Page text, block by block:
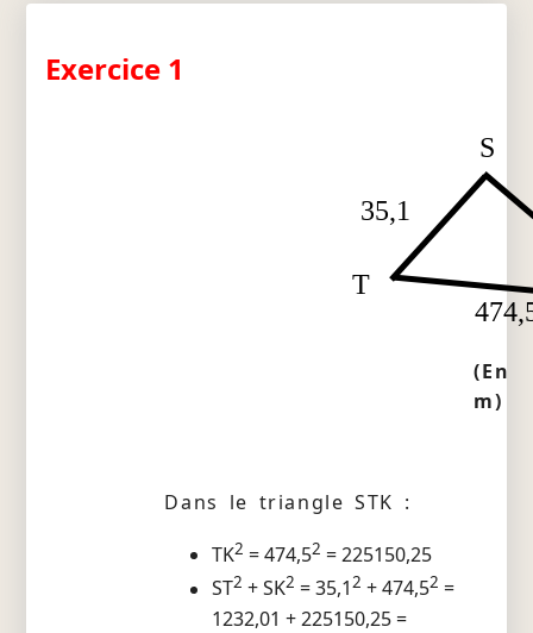
Exercice 1
S
T
35,1
(En
m)
Dans le triangle STK :
TK2 = 474,52 = 225150,25
ST2 + SK2 = 35,12 + 474,52 =
1232,01 + 225150,25 =